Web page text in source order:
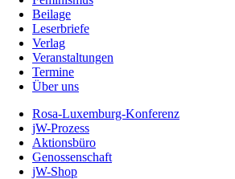
Beilage
Leserbriefe
Verlag
Veranstaltungen
Termine
Über uns
Rosa-Luxemburg-Konferenz
jW-Prozess
Aktionsbüro
Genossenschaft
jW-Shop